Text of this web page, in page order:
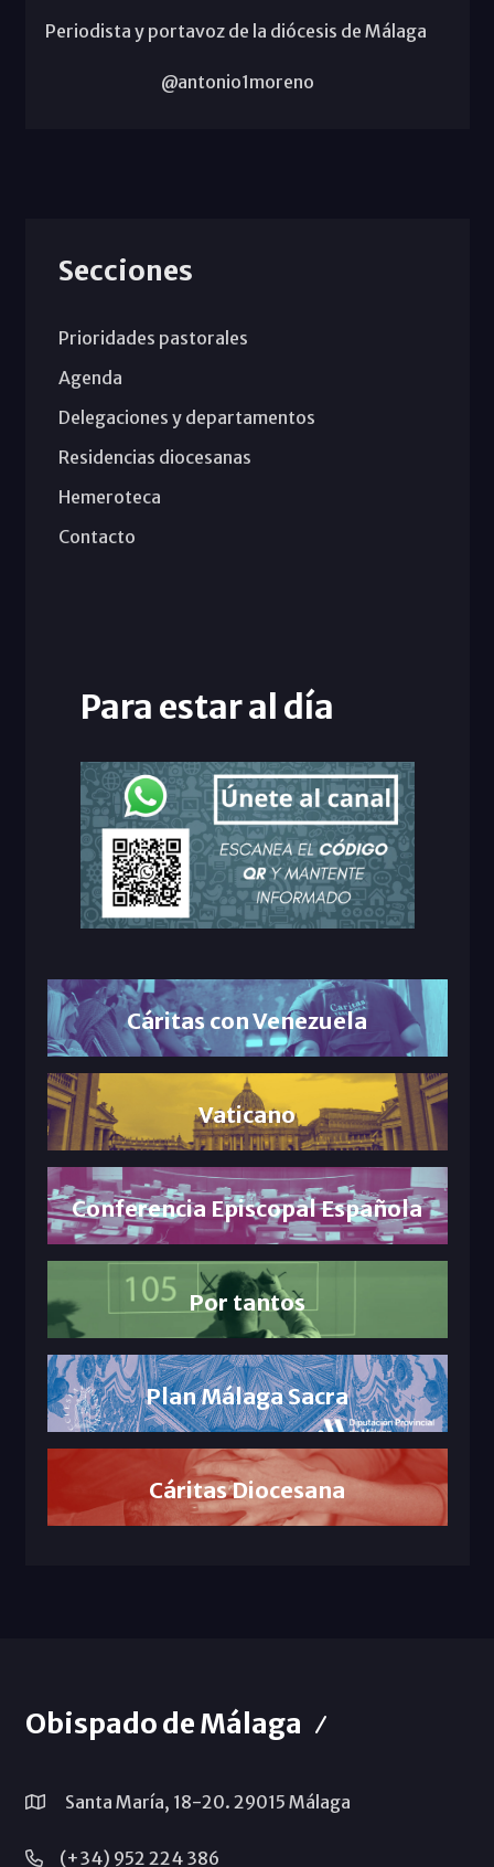
Periodista y portavoz de la diócesis de Málaga
@antonio1moreno
Secciones
Prioridades pastorales
Agenda
Delegaciones y departamentos
Residencias diocesanas
Hemeroteca
Contacto
Para estar al día
Cáritas con Venezuela
Vaticano
Conferencia Episcopal Española
Por tantos
Plan Málaga Sacra
Cáritas Diocesana
Obispado de Málaga
Santa María, 18-20. 29015 Málaga
(+34) 952 224 386